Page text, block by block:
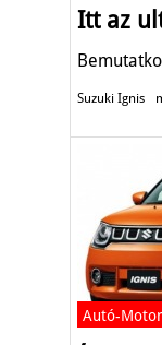
Itt az
Suzuki Ignis
Autó-Motor